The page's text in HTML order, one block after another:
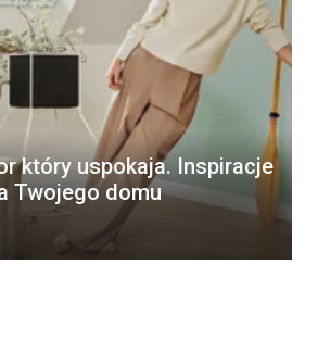
który uspokaja. Inspiracje
Twojego domu